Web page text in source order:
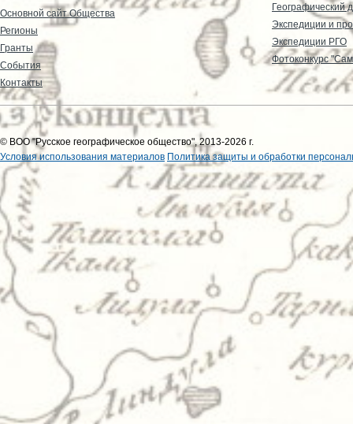
Основной сайт Общества
Регионы
Гранты
События
Контакты
Географический
Экспедиции и
Экспедиции РГО
Фотоконкурс
© ВОО "Русское географическое общество", 2013-2026 г.
Условия использования материалов Политика защиты и обработки